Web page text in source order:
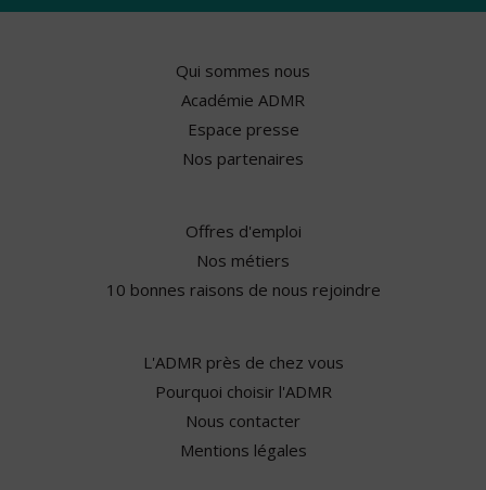
Qui sommes nous
Académie ADMR
Espace presse
Nos partenaires
Offres d'emploi
Nos métiers
10 bonnes raisons de nous rejoindre
L'ADMR près de chez vous
Pourquoi choisir l'ADMR
Nous contacter
Mentions légales